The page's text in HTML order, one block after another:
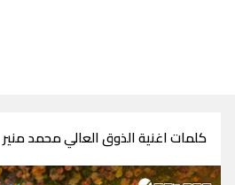
كلمات اغنية الذوق العالي محمد منير